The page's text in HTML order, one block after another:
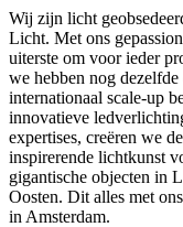
Wij zijn licht
Licht. Met ons
uiterste om voor ieder
we hebben nog
internationaal scale-up
innovatieve
expertises, creëren we
inspirerende lichtkunst
gigantische objecten in
Oosten. Dit alles met
in Amsterdam.